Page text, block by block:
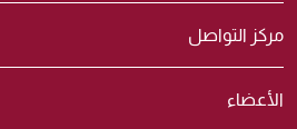
مركز التواصل
الأعضاء